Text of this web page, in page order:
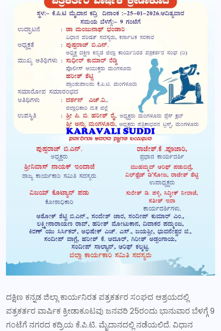
ದಕ್ಷಿಣ ಕನ್ನಡ ಜಿಲ್ಲಾ ಕಾರ್ಯನಿರತ ಪತ್ರಕರ್ತರ ಸಂಘದ ಆಶ್ರಯದಲ್ಲಿ
ಪತ್ರಕರ್ತರ ವಾರ್ಷಿಕ ಕ್ರೀಡಾಕೂಟವು ಜನವರಿ 25ರಂದು ಭಾನುವಾರ ಬೆಳಗ್ಗೆ 9
ಗಂಟೆಗೆ ನಗರದ ಕದ್ರಿಯ ಕೆ.ಪಿ.ಟಿ. ಮೈದಾನದಲ್ಲಿ ನಡೆಯಲಿದೆ. ವಿಧಾನ